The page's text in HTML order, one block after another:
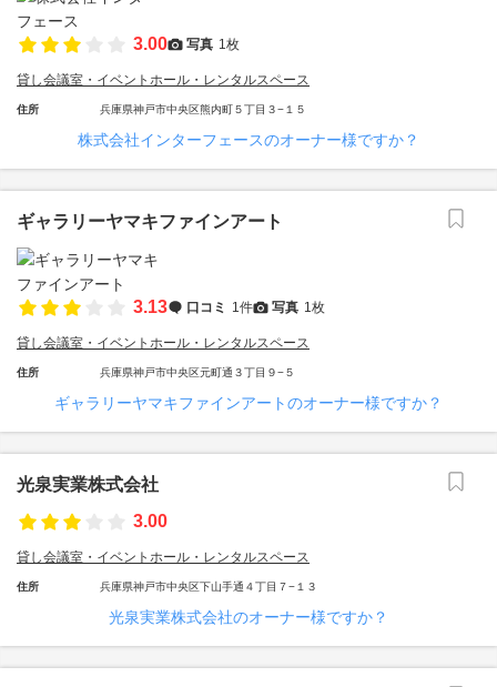
3.00 写真 1枚
貸し会議室・イベントホール・レンタルスペース
住所 兵庫県神戸市中央区熊内町５丁目３−１５
株式会社インターフェースのオーナー様ですか？
ギャラリーヤマキファインアート
3.13 口コミ 1件 写真 1枚
貸し会議室・イベントホール・レンタルスペース
住所 兵庫県神戸市中央区元町通３丁目９−５
ギャラリーヤマキファインアートのオーナー様ですか？
光泉実業株式会社
3.00
貸し会議室・イベントホール・レンタルスペース
住所 兵庫県神戸市中央区下山手通４丁目７−１３
光泉実業株式会社のオーナー様ですか？